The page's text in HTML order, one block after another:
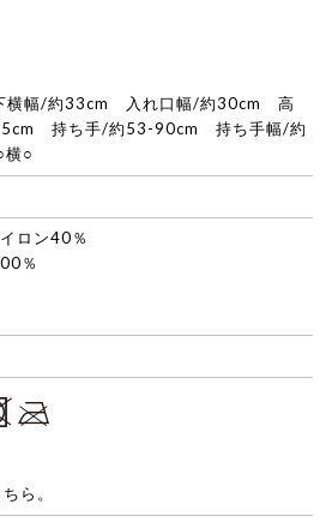
横幅/約33cm 入れ口幅/約30cm 高
持ち手/約53-90cm 持ち手幅/約
○
ロン40％
％
ら。